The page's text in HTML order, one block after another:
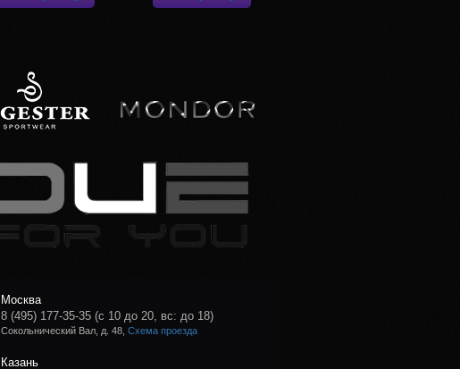
Москва
8 (495) 177-35-35 (с 10 до 20, вс: до 18)
Сокольнический Вал, д. 48, Схема проезда
Казань